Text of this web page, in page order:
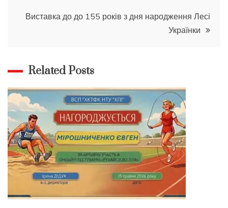
Виставка до до 155 років з дня народження Лесі
Українки
Related Posts